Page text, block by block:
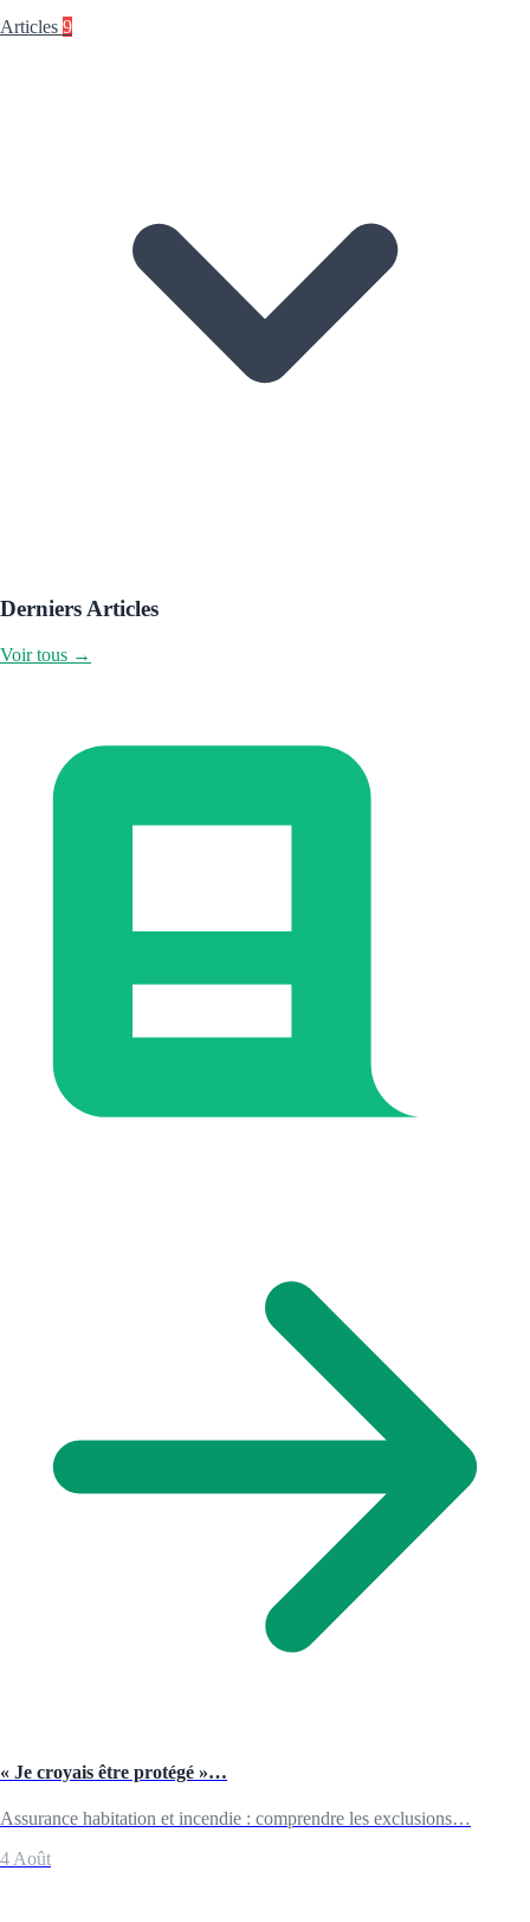
Articles 9
Derniers Articles
Voir tous →
« Je croyais être protégé »…
Assurance habitation et incendie : comprendre les exclusions…
4 Août